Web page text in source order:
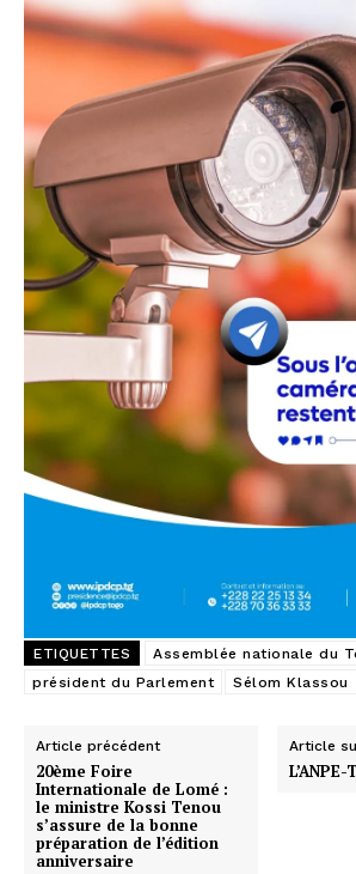
ETIQUETTES
Assemblée nationale du
président du Parlement
Sélom Klassou
Article précédent
20ème Foire
Internationale de Lomé :
le ministre Kossi Tenou
s’assure de la bonne
préparation de l’édition
anniversaire
Article